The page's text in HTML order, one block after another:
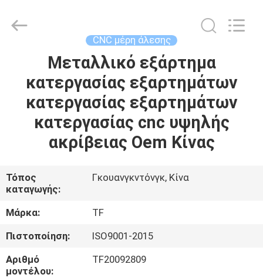
ΠΡΟΪΌΝΤΑ
ΣΧΕΤΙΚΆ
ΕΜΆΣ
ΕΠΙΣΚΈΨΕΙΣ
ΣΤΟ
ΕΡΓΟΣΤΆΣΙΟ
Tuofa
Technology
CNC μέρη άλεσης
Μεταλλικό εξάρτημα
κατεργασίας εξαρτημάτων
κατεργασίας εξαρτημάτων
κατεργασίας cnc υψηλής
ακρίβειας Oem Κίνας
Τόπος
καταγωγής:
Γκουανγκντόνγκ, Κίνα
Μάρκα:
TF
Πιστοποίηση:
ISO9001-2015
Αριθμό
μοντέλου:
TF20092809